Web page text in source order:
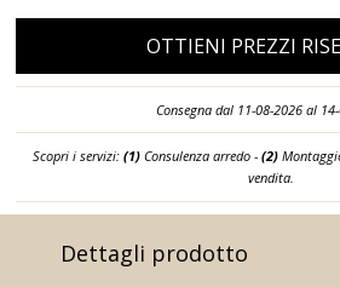
OTTIENI PREZZI
Consegna dal 11-08-2026 al
Scopri i servizi: (1)Consulenza arredo - (2)
vendita.
Dettagli prodotto